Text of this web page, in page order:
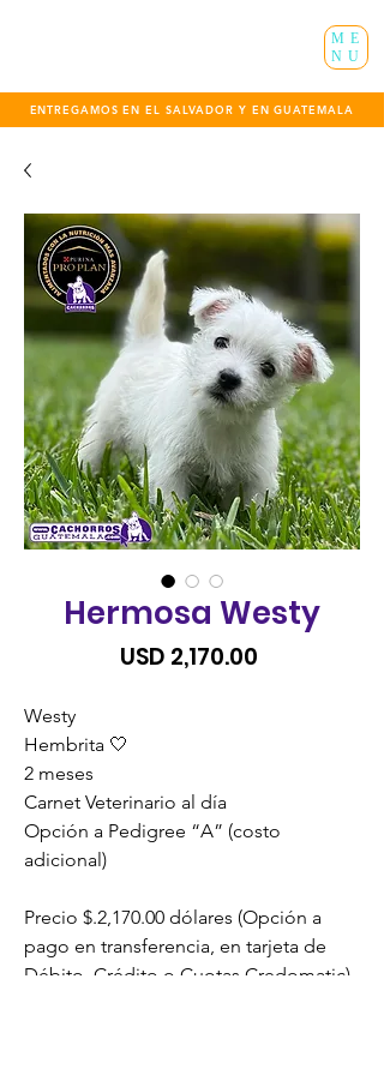
ENTREGAMOS EN EL SALVADOR Y EN GUATEMALA
ME
NU
Hermosa Westy
USD 2,170.00
Westy
Hembrita 🤍
2 meses
Carnet Veterinario al día
Opción a Pedigree “A” (costo
adicional)
Precio $.2,170.00 dólares (Opción a
pago en transferencia, en tarjeta de
Débito, Crédito o Cuotas Credomatic).